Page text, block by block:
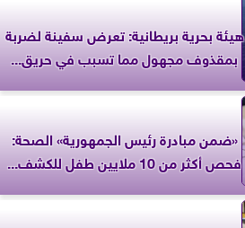
‎هيئة بحرية بريطانية: تعرض سفينة لضربة
بمقذوف مجهول مما تسبب في حريق...
«ضمن مبادرة رئيس الجمهورية» الصحة:
فحص أكثر من 10 ملايين طفل للكشف...